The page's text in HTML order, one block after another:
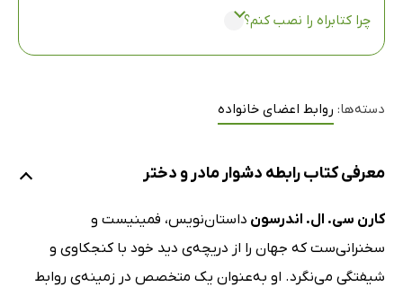
چرا کتابراه را نصب کنم؟
دسته‌ها: روابط اعضای خانواده
معرفی کتاب رابطه‌ دشوار مادر و دختر
کارن سی. ال. اندرسون داستان‌نویس، فمینیست و
سخنرانی‌ست که جهان را از دریچه‌ی دید خود با کنجکاوی و
شیفتگی می‌نگرد. او به‌عنوان یک متخصص در زمینه‌ی روابط